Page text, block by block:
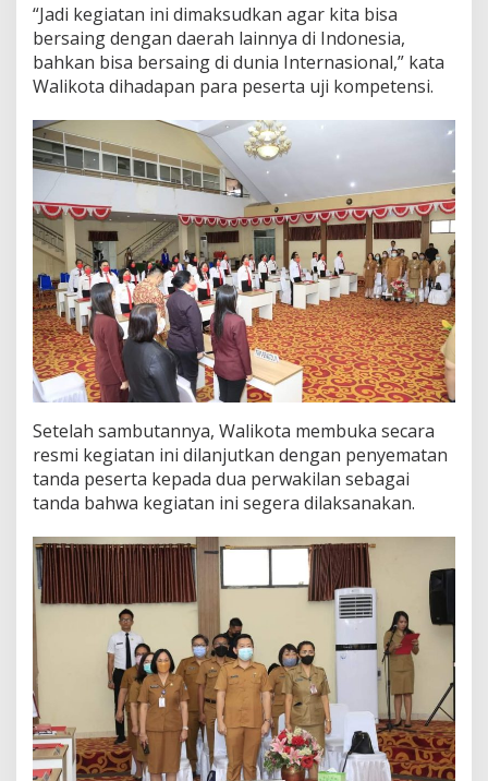
“Jadi kegiatan ini dimaksudkan agar kita bisa
bersaing dengan daerah lainnya di Indonesia,
bahkan bisa bersaing di dunia Internasional,” kata
Walikota dihadapan para peserta uji kompetensi.
Setelah sambutannya, Walikota membuka secara
resmi kegiatan ini dilanjutkan dengan penyematan
tanda peserta kepada dua perwakilan sebagai
tanda bahwa kegiatan ini segera dilaksanakan.